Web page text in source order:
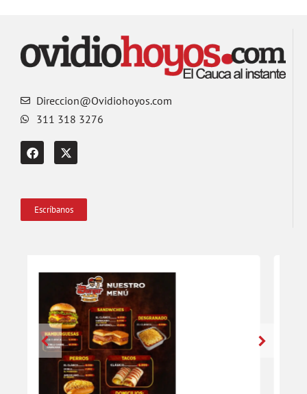
Direccion@Ovidiohoyos.com
311 318 3276
Escríbanos